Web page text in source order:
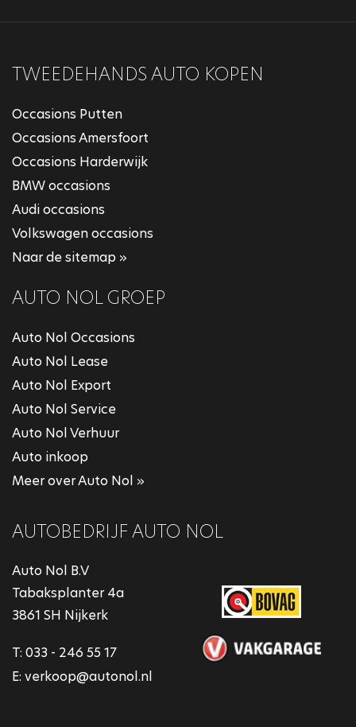
TWEEDEHANDS AUTO KOPEN
Occasions Putten
Occasions Amersfoort
Occasions Harderwijk
BMW occasions
Audi occasions
Volkswagen occasions
Naar de sitemap »
AUTO NOL GROEP
Auto Nol Occasions
Auto Nol Lease
Auto Nol Export
Auto Nol Service
Auto Nol Verhuur
Auto inkoop
Meer over Auto Nol »
AUTOBEDRIJF AUTO NOL
Auto Nol B.V
Tabaksplanter 4a
3861 SH Nijkerk
T: 033 - 246 55 17
E: verkoop@autonol.nl